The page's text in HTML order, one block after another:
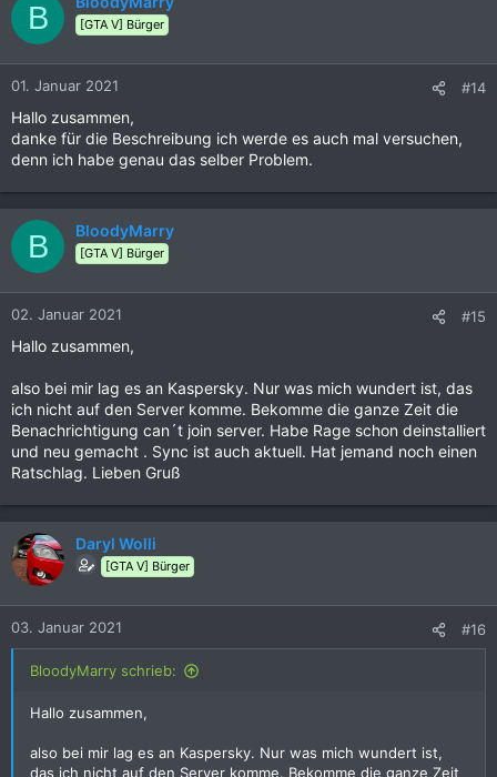
B [GTA V] Bürger
01. Januar 2021 #14
Hallo zusammen,
danke für die Beschreibung ich werde es auch mal versuchen,
denn ich habe genau das selber Problem.
B BloodyMarry
[GTA V] Bürger
02. Januar 2021 #15
Hallo zusammen,
also bei mir lag es an Kaspersky. Nur was mich wundert ist, das
ich nicht auf den Server komme. Bekomme die ganze Zeit die
Benachrichtigung can´t join server. Habe Rage schon deinstalliert
und neu gemacht . Sync ist auch aktuell. Hat jemand noch einen
Ratschlag. Lieben Gruß
Daryl Wolli
[GTA V] Bürger
03. Januar 2021 #16
BloodyMarry schrieb:
Hallo zusammen,
also bei mir lag es an Kaspersky. Nur was mich wundert ist,
das ich nicht auf den Server komme. Bekomme die ganze Zeit